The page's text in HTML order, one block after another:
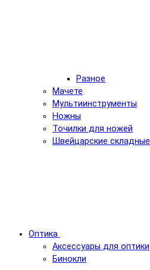
Разное
Мачете
Мультиинструменты
Ножны
Точилки для ножей
Швейцарские складные
Оптика
Аксессуары для оптики
Бинокли